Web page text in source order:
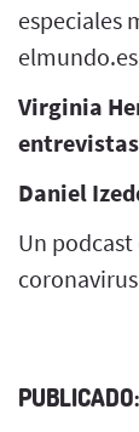
especiales
Virginia
Daniel
Un
coronavirus
PUBLICADO: